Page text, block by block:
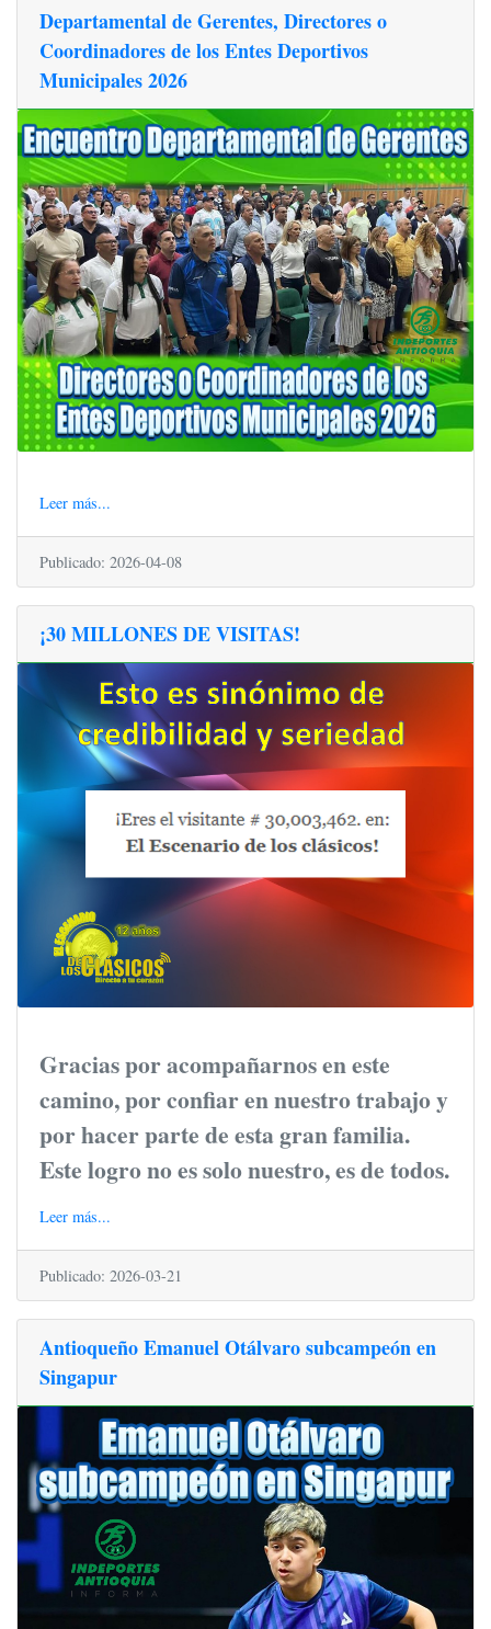
Departamental de Gerentes, Directores o
Coordinadores de los Entes Deportivos
Municipales 2026
Leer más...
Publicado: 2026-04-08
¡30 MILLONES DE VISITAS!
Gracias por acompañarnos en este
camino, por confiar en nuestro trabajo y
por hacer parte de esta gran familia.
Este logro no es solo nuestro, es de todos.
Leer más...
Publicado: 2026-03-21
Antioqueño Emanuel Otálvaro subcampeón en
Singapur